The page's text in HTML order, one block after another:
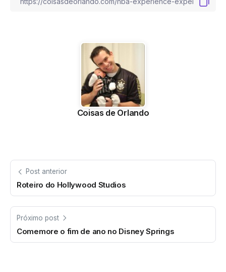
Coisas de Orlando
Post anterior
Roteiro do Hollywood Studios
Próximo post
Comemore o fim de ano no Disney Springs